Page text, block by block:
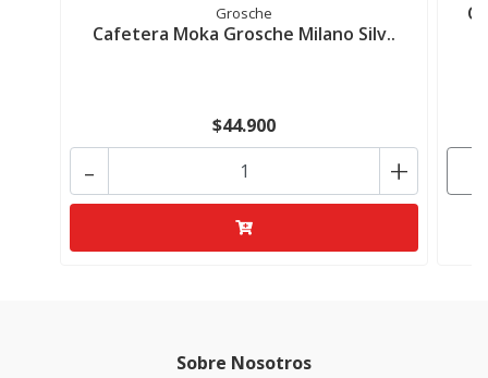
Grosche
Cafetera Moka Grosche Milano Silv..
$44.900
+
-
Sobre Nosotros